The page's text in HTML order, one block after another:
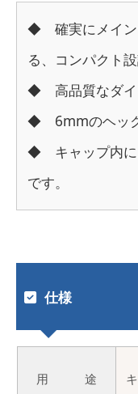
◆ 確実にメイン
る、コンパクト設
◆ 高品質なダイ
◆ 6mmのヘック
◆ キャップ内に
です。
仕様
用 途